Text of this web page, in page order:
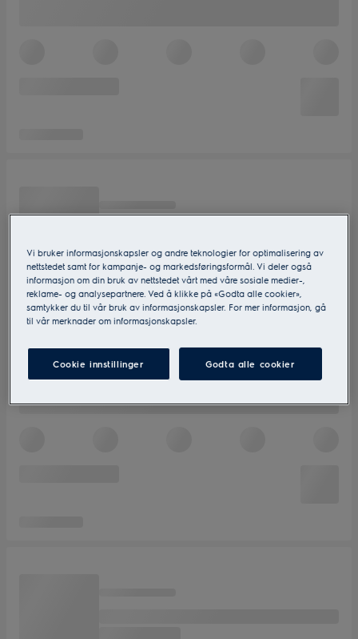
Vi bruker informasjonskapsler og andre teknologier for optimalisering av
nettstedet samt for kampanje- og markedsføringsformål. Vi deler også
informasjon om din bruk av nettstedet vårt med våre sosiale medier-,
reklame- og analysepartnere. Ved å klikke på «Godta alle cookier»,
samtykker du til vår bruk av informasjonskapsler. For mer informasjon, gå
til vår merknader om informasjonskapsler.
Cookie innstillinger Godta alle cookier